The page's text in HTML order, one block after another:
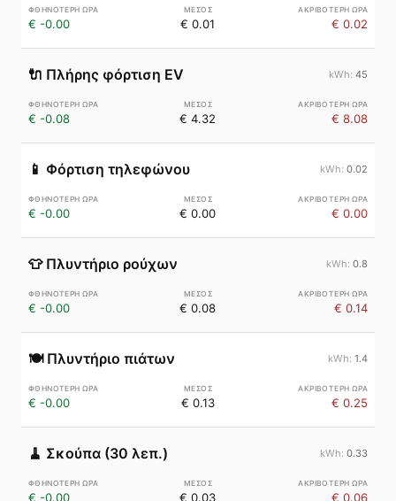
€ -0.00 € 0.01 € 0.02
🔌 Πλήρης φόρτιση EV 45
€ -0.08 € 4.32 € 8.08
📱 Φόρτιση τηλεφώνου 0.02
€ -0.00 € 0.00 € 0.00
👕 Πλυντήριο ρούχων 0.8
€ -0.00 € 0.08 € 0.14
🍽️ Πλυντήριο πιάτων 1.4
€ -0.00 € 0.13 € 0.25
🧹 Σκούπα (30 λεπ.) 0.33
€ -0.00 € 0.03 € 0.06